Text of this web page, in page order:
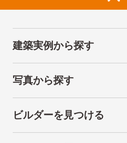
建築実例から探す
写真から探す
ビルダーを見つける